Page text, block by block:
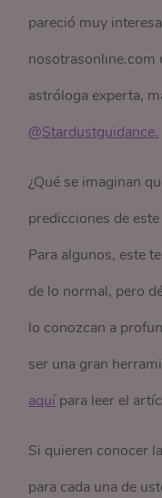
pareció muy
astróloga experta,
@Stardustguidance.
¿Qué se imaginan
predicciones de
Para algunos, este
de lo normal, pero
lo conozcan a
ser una gran
aquípara leer el
Si quieren conocer
para cada una de